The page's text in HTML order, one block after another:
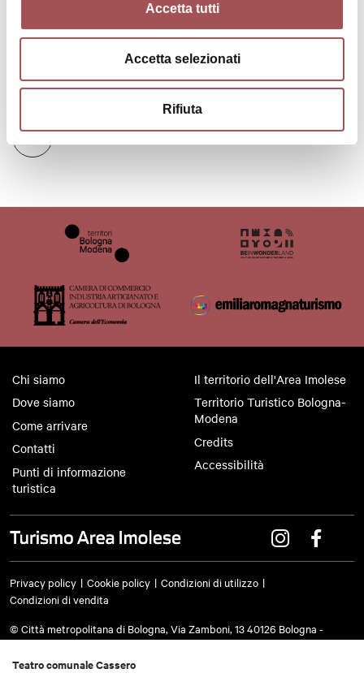
Accetta tutti
Accetta selezionati
Rifiuta
Contatti
Teatro comunale Cassero
Chi siamo
Dove siamo
Come arrivare
Contatti
Punti di informazione
turistica
Il territorio dell'Area Imolese
Territorio Turistico Bologna-
Modena
Credits
Accessibilità
Privacy policy Cookie policy
Condizioni di utilizzo
Condizioni di vendita
© Città metropolitana di Bologna, Via Zamboni, 13 40126 Bologna -
certificata:cm.bo@cert.cittametropolitana.bo.it